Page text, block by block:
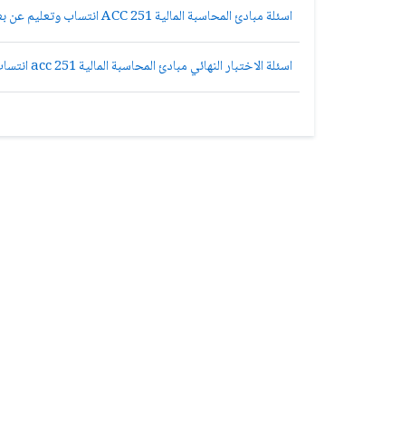
اسئلة مبادئ المحاسبة المالية ACC 251 انتساب وتعليم عن بعد الفصل الأول 1434هـ نموذج (ج)
اسئلة الاختبار النهائي مبادئ المحاسبة المالية acc 251 انتساب وتعليم عن بعد الفصل الأول 1434هـ نموذج (ب)